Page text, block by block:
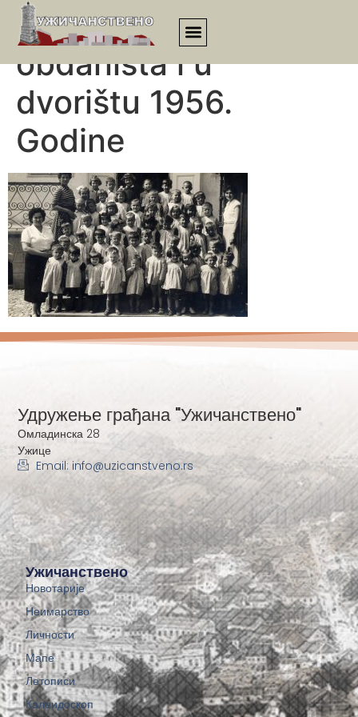
Deca ispred
obdaništa i u
dvorištu 1956.
Godine
Ужичанствено
Новотарије
Неимарство
Личности
Мапе
Летописи
Калеидоскоп
Удружење грађана "Ужичанствено"
Омладинска 28
Ужице
Email: info@uzicanstveno.rs